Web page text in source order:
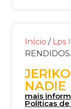
Início / Lps
NADIE
mais
Politicas